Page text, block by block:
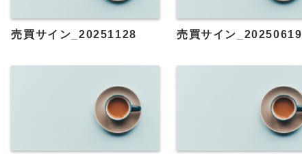
売買サイン_20251128 売買サイン_20250619